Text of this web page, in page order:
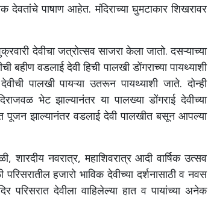
देवतांचे पाषाण आहेत.मंदिराच्या घुमटाकार शिखरावर
देवीचा जत्रोत्सव साजरा केला जातो.दसऱ्याच्या
बहीण वडलाई देवी हिची पालखी डोंगराच्या पायथ्याशी
देवीची पालखी पायऱ्या उतरून पायथ्याशी जाते.दोन्ही
भेट झाल्यानंतर या पालख्या डोंगराई देवीच्या
पूजन झाल्यानंतर वडलाई देवी पालखीत बसून आपल्या
,शारदीय नवरात्र,महाशिवरात्र आदी वार्षिक उत्सव
परिसरातील हजारो भाविक देवीच्या दर्शनासाठी व नवस
परिसरात देवीला वाहिलेल्या हात व पायांच्या अनेक